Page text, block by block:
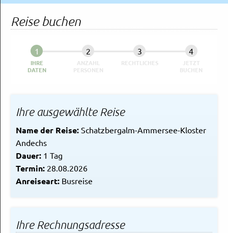
Reise buchen
IHRE
DATEN
ANZAHL
PERSONEN
RECHTLICHES
JETZT
BUCHEN
Ihre ausgewählte Reise
Name der Reise: Schatzbergalm-Ammersee-Kloster
Andechs
Dauer: 1 Tag
Termin: 28.08.2026
Anreiseart: Busreise
Ihre Rechnungsadresse
Rechtliches und AGB